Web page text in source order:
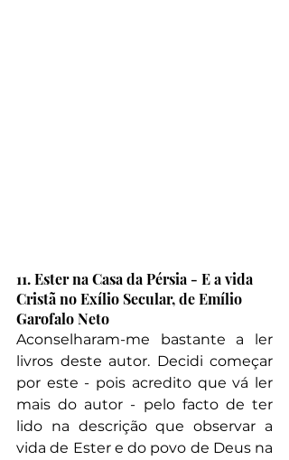
11. Ester na Casa da Pérsia - E a vida
Cristã no Exílio Secular, de Emílio
Garofalo Neto
Aconselharam-me bastante a ler
livros deste autor. Decidi começar
por este - pois acredito que vá ler
mais do autor - pelo facto de ter
lido na descrição que observar a
vida de Ester e do povo de Deus na